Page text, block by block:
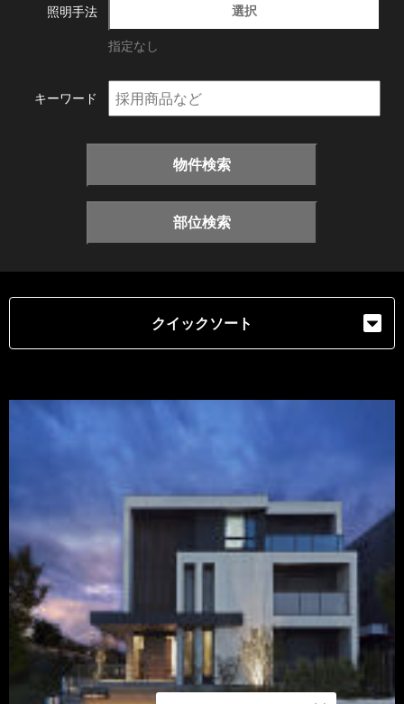
照明手法 選択
指定なし
キーワード
物件検索
部位検索
クイックソート